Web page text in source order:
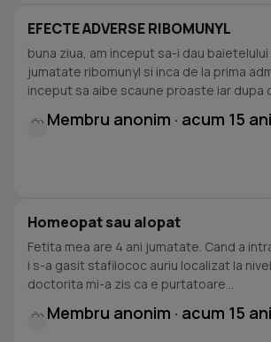
EFECTE ADVERSE RIBOMUNYL
buna ziua, am inceput sa-i dau baietelului
jumatate ribomunyl si inca de la prima
inceput sa aibe scaune proaste iar dupa
Membru anonim · acum 15 ani
Homeopat sau alopat
Fetita mea are 4 ani jumatate. Cand a
i s-a gasit stafilococ auriu localizat la
doctorita mi-a zis ca e purtatoare...
Membru anonim · acum 15 ani